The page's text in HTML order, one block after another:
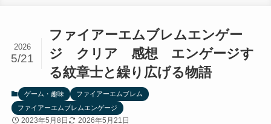
ファイアーエムブレムエンゲー
ジ クリア 感想 エンゲージす
る紋章士と繰り広げる物語
2026
5/21
ゲーム・趣味
ファイアーエムブレム
ファイアーエムブレムエンゲージ
2023年5月8日 2026年5月21日